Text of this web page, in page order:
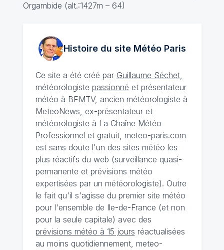
Orgambide (alt.:1427m – 64)
Histoire du site MétéoParis
Ce site a été créé par Guillaume Séchet,
météorologiste passionné et présentateur
météo à BFMTV, ancien météorologiste à
MeteoNews, ex-présentateur et
météorologiste à La Chaîne Météo
Professionnel et gratuit, meteo-paris.com
est sans doute l'un des sites météo les
plus réactifs du web (surveillance quasi-
permanente et prévisions météo
expertisées par un météorologiste). Outre
le fait qu'il s'agisse du premier site météo
pour l'ensemble de Ile-de-France (et non
pour la seule capitale) avec des
prévisions météo à 15 jours réactualisées
au moins quotidiennement, meteo-